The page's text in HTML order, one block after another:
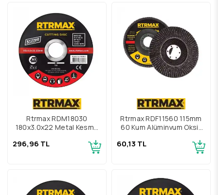
Rtrmax RDM18030
180x3.0x22 Metal Kesme
296,96 TL
Rtrmax RDF11560 115mm
60 Kum Alüminyum Oksit
60,13 TL